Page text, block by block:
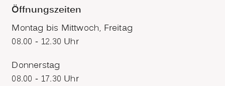
Öffnungszeiten
Montag bis Mittwoch, Freitag
08.00 - 12.30 Uhr
Donnerstag
08.00 - 17.30 Uhr